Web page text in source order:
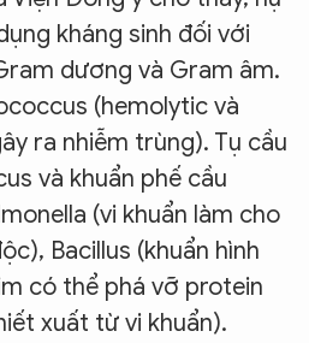
kháng sinh đối với
dương và Gram âm.
(hemolytic và
ra nhiễm trùng). Tụ cầu
và khuẩn phế cầu
(vi khuẩn làm cho
Bacillus (khuẩn hình
có thể phá vỡ protein
xuất từ vi khuẩn).